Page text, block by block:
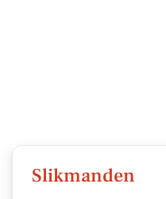
Slikmanden